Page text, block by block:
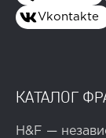
Vkontakte
КАТАЛОГ
H&F —